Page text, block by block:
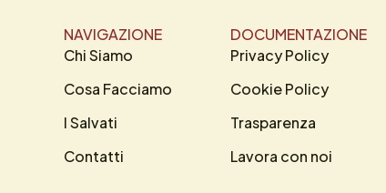
NAVIGAZIONE
Chi Siamo
Cosa Facciamo
I Salvati
Contatti
DOCUMENTAZIONE
Privacy Policy
Cookie Policy
Trasparenza
Lavora con noi